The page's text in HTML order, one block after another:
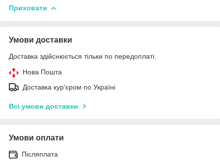
Приховати
Умови доставки
Доставка здійснюється тільки по передоплаті.
Нова Пошта
Доставка кур'єром по Україні
Всі умови доставки
Умови оплати
Післяплата